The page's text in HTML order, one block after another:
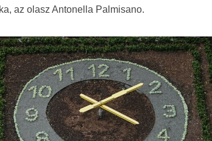
az olasz Antonella Palmisano.